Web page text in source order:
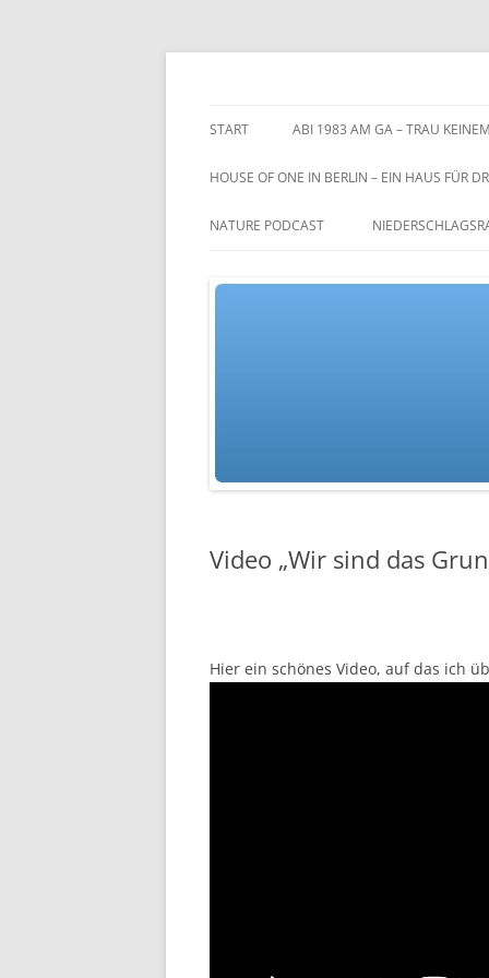
Zum
START ABI 1983 AM GA – TRAU
HOUSE OF ONE IN BERLIN – EIN HAUS FÜR
NATURE PODCAST
Video „Wir sind das
Hier ein schönes Video, auf das ich